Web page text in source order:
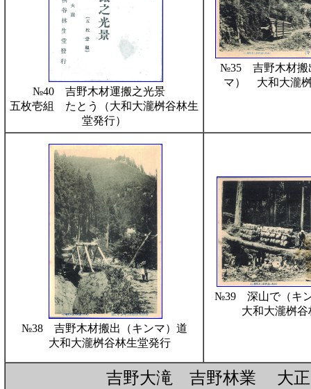
№40 吉野木材運搬之光景
五枚壱組 たとう（大和大瀧桝谷林生
堂発行）
№35 吉野木材搬
マ） 大和大瀧
№38 吉野木材搬出（キンマ）道
大和大瀧桝谷林生堂発行
№39 深山で（キ
大和大瀧桝
吉野大滝 吉野林業 大正